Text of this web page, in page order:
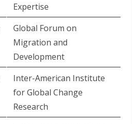
Expertise
Global Forum on
Migration and
Development
Inter-American Institute
for Global Change
Research